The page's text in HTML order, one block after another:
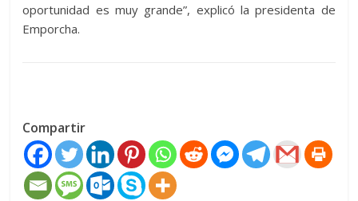
oportunidad es muy grande”, explicó la presidenta de
Emporcha.
Compartir